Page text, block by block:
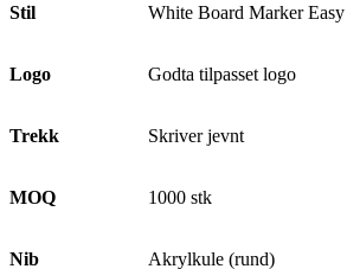
Stil White Board Marker Easy
Logo Godta tilpasset logo
Trekk Skriver jevnt
MOQ 1000 stk
Nib Akrylkule (rund)